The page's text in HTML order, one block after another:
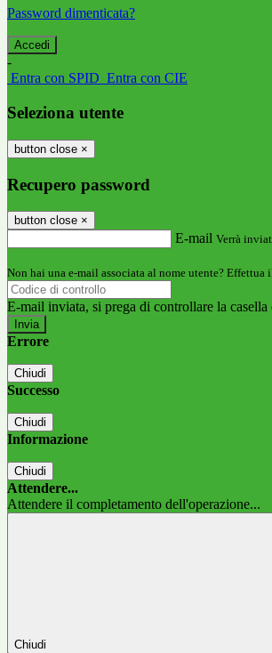
Password dimenticata?
-
Entra con SPID Entra con CIE
Seleziona utente
button close ×
Recupero password
button close ×
E-mail Verrà
Non hai una e-mail associata al nome utente? Effettua
E-mail inviata, si prega di controllare la casella
Errore
Chiudi
Successo
Chiudi
Informazione
Chiudi
Attendere...
Attendere il completamento dell'operazione...
Chiudi